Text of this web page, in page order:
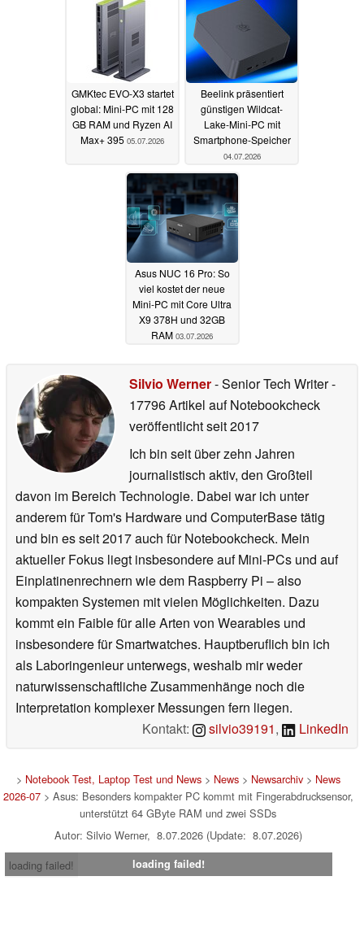
GMKtec EVO-X3 startet
global: Mini-PC mit 128
GB RAM und Ryzen AI
Max+ 395 05.07.2026
Beelink präsentiert
günstigen Wildcat-
Lake-Mini-PC mit
Smartphone-Speicher
04.07.2026
Asus NUC 16 Pro: So
viel kostet der neue
Mini-PC mit Core Ultra
X9 378H und 32GB
RAM 03.07.2026
Silvio Werner- Senior Tech Writer-
17796 Artikel auf Notebookcheck
veröffentlichtseit 2017
Ich bin seit über zehn Jahren
journalistisch aktiv, den Großteil
davon im Bereich Technologie. Dabei war ich unter
anderem für Tom's Hardware und ComputerBase tätig
und bin es seit 2017 auch für Notebookcheck. Mein
aktueller Fokus liegt insbesondere auf Mini-PCs und auf
Einplatinenrechnern wie dem Raspberry Pi – also
kompakten Systemen mit vielen Möglichkeiten. Dazu
kommt ein Faible für alle Arten von Wearables und
insbesondere für Smartwatches. Hauptberuflich bin ich
als Laboringenieur unterwegs, weshalb mir weder
naturwissenschaftliche Zusammenhänge noch die
Interpretation komplexer Messungen fern liegen.
Kontakt:
silvio39191, LinkedIn
> Notebook Test, Laptop Test und News> News> Newsarchiv> News
2026-07> Asus: Besonders kompakter PC kommt mit Fingerabdrucksensor,
unterstützt 64 GByte RAM und zwei SSDs
Autor: Silvio Werner, 8.07.2026 (Update: 8.07.2026)
loading failed!
loading failed!